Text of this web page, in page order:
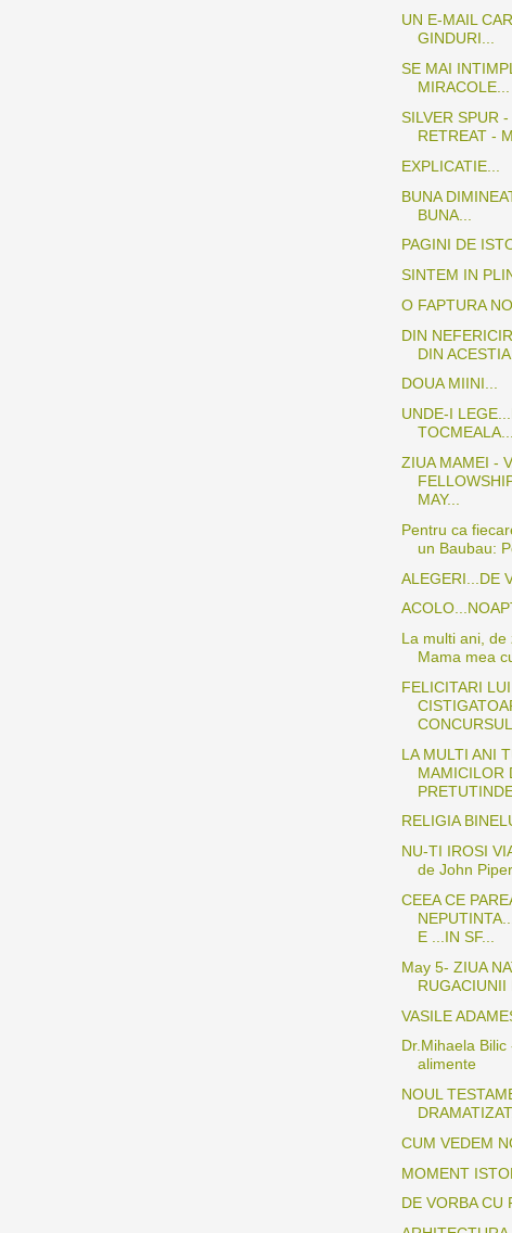
UN E-MAIL
GINDURI...
SE MAI
MIRACOLE...
SILVER SPUR
RETREAT -
EXPLICATIE...
BUNA
BUNA...
PAGINI DE
SINTEM IN
O FAPTURA
DIN
DIN
DOUA MIINI...
UNDE-I
TOCMEALA...
ZIUA MAMEI -
MAY...
Pentru ca
un Baubau:
ALEGERI...DE
La multi ani, de
Mama mea
FELICITARI
LA MULTI ANI
MAMICILOR
RELIGIA
NU-TI IROSI
de John
CEEA CE
E ...IN SF...
May 5- ZIUA
RUGACIUNII
VASILE
Dr.Mihaela
alimente
NOUL
CUM VEDEM
MOMENT
DE VORBA